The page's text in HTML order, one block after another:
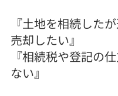
『土地を相続した
売却したい』
『相続税や登記の
ない』